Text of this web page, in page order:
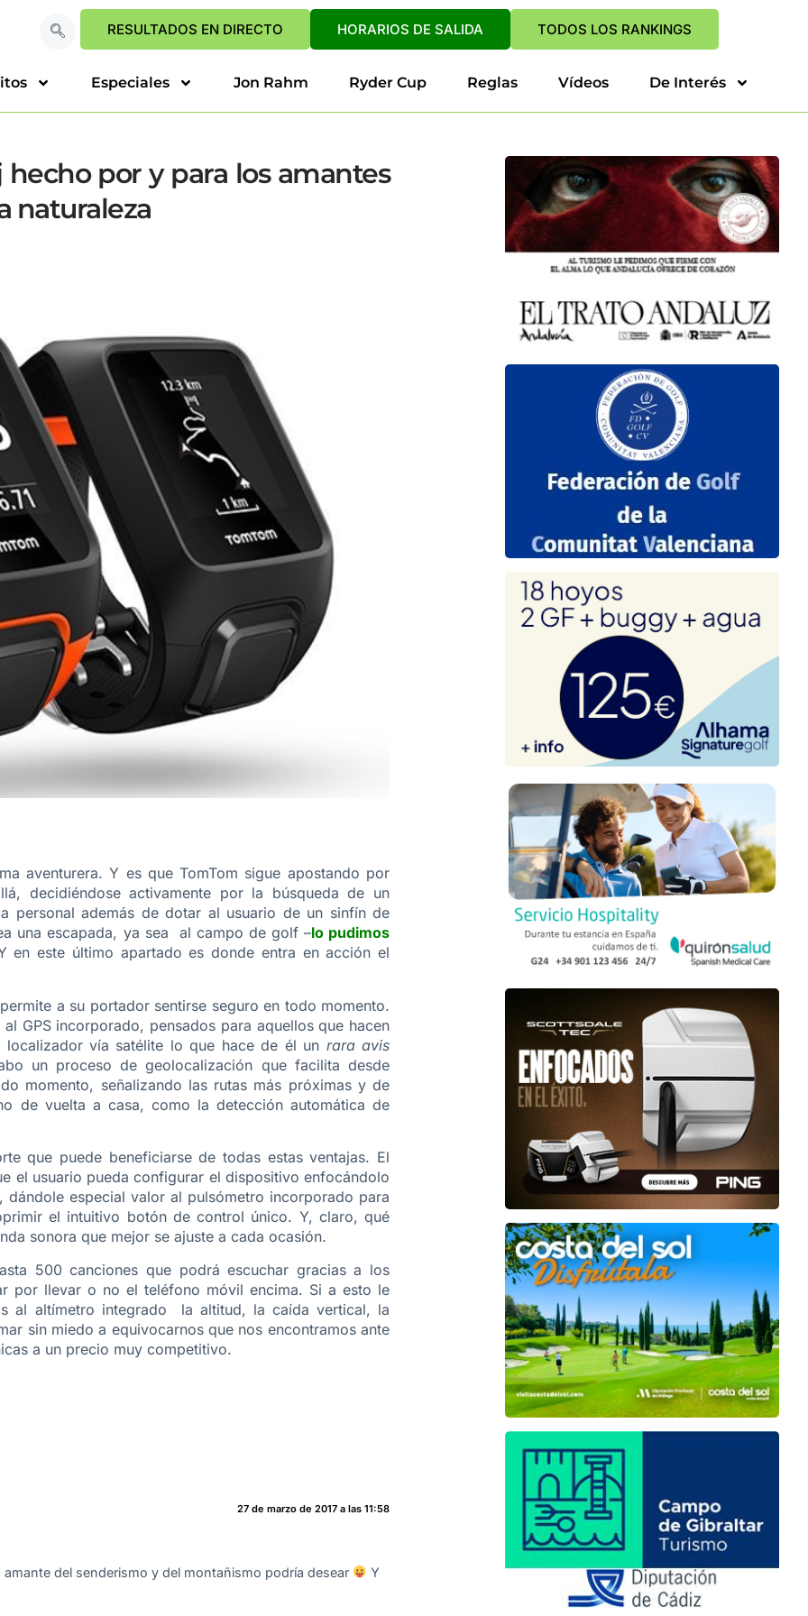
RESULTADOS EN DIRECTO HORARIOS DE SALIDA TODOS LOS RANKINGS
Especiales Jon Rahm Ryder Cup Reglas Vídeos De Interés
por y para los amantes
naturaleza
aventurera. Y es que TomTom sigue apostando por
decidiéndose activamente por la búsqueda de un
personal además de dotar al usuario de un sinfín de
una escapada, ya sea al campo de golf –lo pudimos
en este último apartado es donde entra en acción el
a su portador sentirse seguro en todo momento.
GPS incorporado, pensados para aquellos que hacen
vía satélite lo que hace de él un rara avis
un proceso de geolocalización que facilita desde
momento, señalizando las rutas más próximas y de
de vuelta a casa, como la detección automática de
que puede beneficiarse de todas estas ventajas. El
el usuario pueda configurar el dispositivo enfocándolo
especial valor al pulsómetro incorporado para
el intuitivo botón de control único. Y, claro, qué
sonora que mejor se ajuste a cada ocasión.
500 canciones que podrá escuchar gracias a los
por llevar o no el teléfono móvil encima. Si a esto le
al altímetro integrado la altitud, la caída vertical, la
sin miedo a equivocarnos que nos encontramos ante
a un precio muy competitivo.
27 de marzo de 2017 a las 11:58
del senderismo y del montañismo podría desear Y